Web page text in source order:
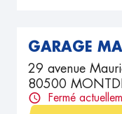
GARAGE
29 avenue
80500
Fermé